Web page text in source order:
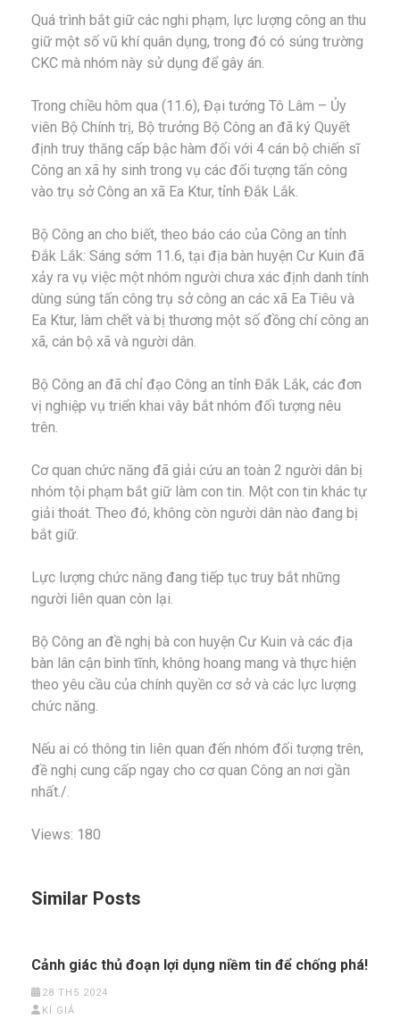
Quá trình bắt giữ các nghi phạm, lực lượng công an thu
giữ một số vũ khí quân dụng, trong đó có súng trường
CKC mà nhóm này sử dụng để gây án.
Trong chiều hôm qua (11.6), Đại tướng Tô Lâm – Ủy
viên Bộ Chính trị, Bộ trưởng Bộ Công an đã ký Quyết
định truy thăng cấp bậc hàm đối với 4 cán bộ chiến sĩ
Công an xã hy sinh trong vụ các đối tượng tấn công
vào trụ sở Công an xã Ea Ktur, tỉnh Đắk Lắk.
Bộ Công an cho biết, theo báo cáo của Công an tỉnh
Đắk Lắk: Sáng sớm 11.6, tại địa bàn huyện Cư Kuin đã
xảy ra vụ việc một nhóm người chưa xác định danh tính
dùng súng tấn công trụ sở công an các xã Ea Tiêu và
Ea Ktur, làm chết và bị thương một số đồng chí công an
xã, cán bộ xã và người dân.
Bộ Công an đã chỉ đạo Công an tỉnh Đắk Lắk, các đơn
vị nghiệp vụ triển khai vây bắt nhóm đối tượng nêu
trên.
Cơ quan chức năng đã giải cứu an toàn 2 người dân bị
nhóm tội phạm bắt giữ làm con tin. Một con tin khác tự
giải thoát. Theo đó, không còn người dân nào đang bị
bắt giữ.
Lực lượng chức năng đang tiếp tục truy bắt những
người liên quan còn lại.
Bộ Công an đề nghị bà con huyện Cư Kuin và các địa
bàn lân cận bình tĩnh, không hoang mang và thực hiện
theo yêu cầu của chính quyền cơ sở và các lực lượng
chức năng.
Nếu ai có thông tin liên quan đến nhóm đối tượng trên,
đề nghị cung cấp ngay cho cơ quan Công an nơi gần
nhất./.
Views: 180
Similar Posts
Cảnh giác thủ đoạn lợi dụng niềm tin để chống phá!
28 TH5 2024
KÍ GIẢ